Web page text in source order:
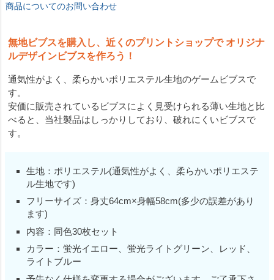
商品についてのお問い合わせ
無地ビブスを購入し、近くのプリントショップで オリジナ
ルデザインビブスを作ろう！
通気性がよく、柔らかいポリエステル生地のゲームビブスで
す。
安価に販売されているビブスによく見受けられる薄い生地と比
べると、当社製品はしっかりしており、破れにくいビブスで
す。
生地：ポリエステル(通気性がよく、柔らかいポリエステ
ル生地です)
フリーサイズ：身丈64cm×身幅58cm(多少の誤差があり
ます)
内容：同色30枚セット
カラー：蛍光イエロー、蛍光ライトグリーン、レッド、
ライトブルー